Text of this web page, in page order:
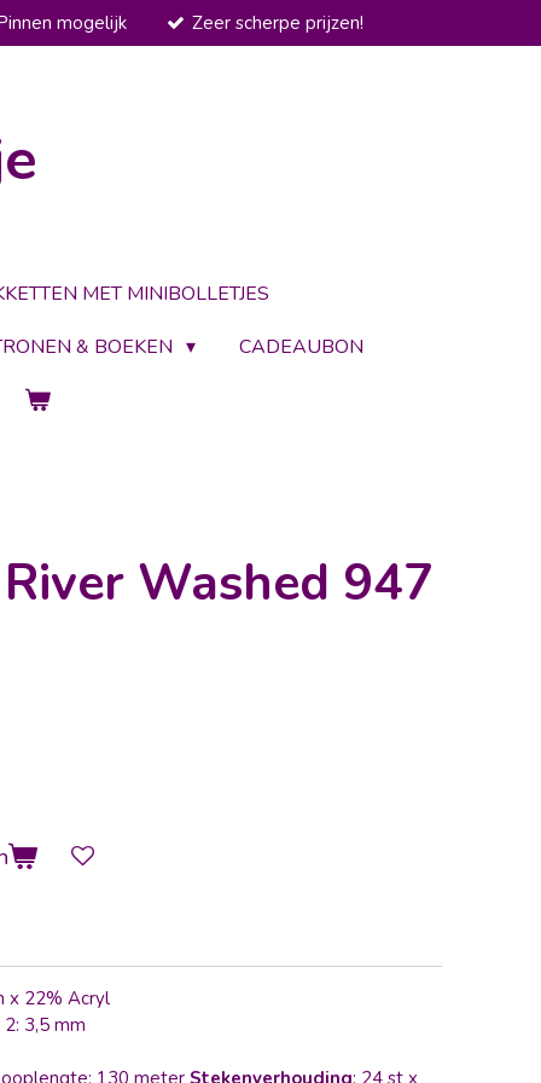
mogelijk Zeer scherpe prijzen!
MET MINIBOLLETJES
& BOEKEN
CADEAUBON
Washed 947
x 22% Acryl
3,5 mm